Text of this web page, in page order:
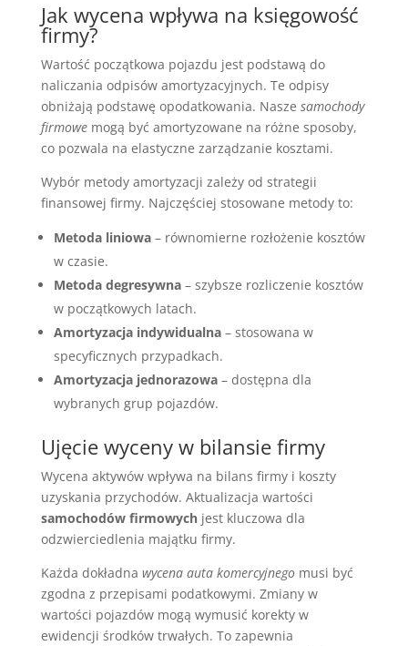
Jak wycena wpływa na księgowość
firmy?
Wartość początkowa pojazdu jest podstawą do
naliczania odpisów amortyzacyjnych. Te odpisy
obniżają podstawę opodatkowania. Nasze samochody
firmowemogą być amortyzowane na różne sposoby,
co pozwala na elastyczne zarządzanie kosztami.
Wybór metody amortyzacji zależy od strategii
finansowej firmy. Najczęściej stosowane metody to:
Metoda liniowa– równomierne rozłożenie kosztów
w czasie.
Metoda degresywna– szybsze rozliczenie kosztów
w początkowych latach.
Amortyzacja indywidualna– stosowana w
specyficznych przypadkach.
Amortyzacja jednorazowa– dostępna dla
wybranych grup pojazdów.
Ujęcie wyceny w bilansie firmy
Wycena aktywów wpływa na bilans firmy i koszty
uzyskania przychodów. Aktualizacja wartości
samochodów firmowychjest kluczowa dla
odzwierciedlenia majątku firmy.
Każda dokładna wycena auta komercyjnegomusi być
zgodna z przepisami podatkowymi. Zmiany w
wartości pojazdów mogą wymusić korekty w
ewidencji środków trwałych. To zapewnia